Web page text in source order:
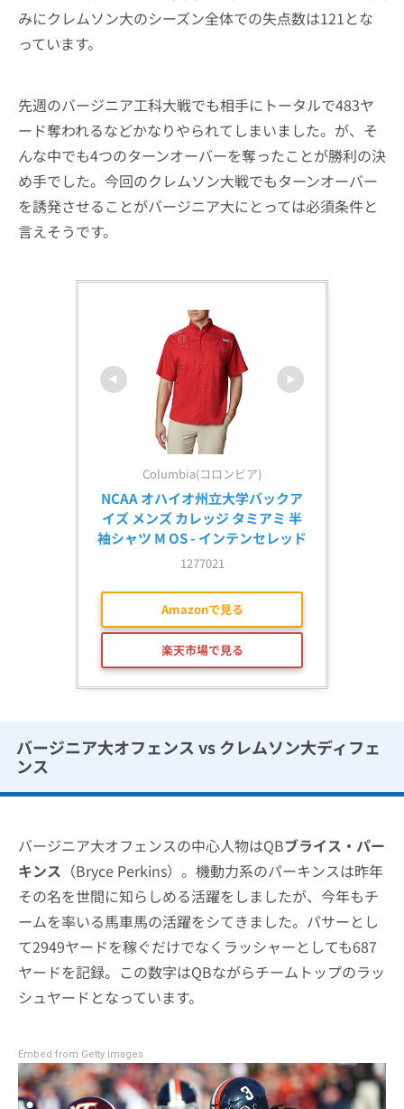
みにクレムソン大のシーズン全体での失点数は121とな
っています。
先週のバージニア工科大戦でも相手にトータルで483ヤ
ード奪われるなどかなりやられてしまいました。が、そ
んな中でも4つのターンオーバーを奪ったことが勝利の決
め手でした。今回のクレムソン大戦でもターンオーバー
を誘発させることがバージニア大にとっては必須条件と
言えそうです。
Columbia(コロンビア)
NCAA オハイオ州立大学バックア
イズ メンズ カレッジ タミアミ 半
袖シャツ M OS - インテンセレッド
1277021
Amazonで見る
楽天市場で見る
バージニア大オフェンス vs クレムソン大ディフェ
ンス
バージニア大オフェンスの中心人物はQBブライス・パー
キンス （Bryce Perkins）。機動力系のパーキンスは昨年
その名を世間に知らしめる活躍をしましたが、今年もチ
ームを率いる馬車馬の活躍をシてきました。パサーとし
て2949ヤードを稼ぐだけでなくラッシャーとしても687
ヤードを記録。この数字はQBながらチームトップのラッ
シュヤードとなっています。
Embed from Getty Images